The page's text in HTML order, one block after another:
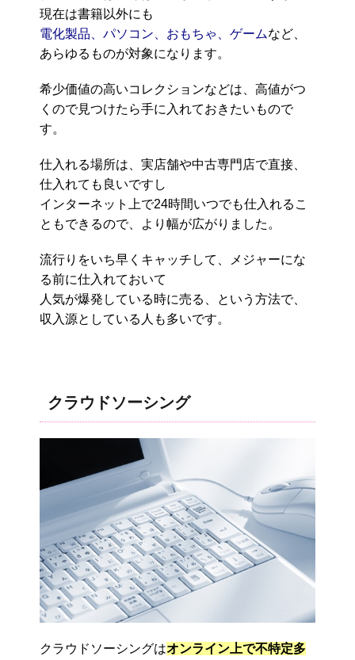
現在は書籍以外にも
電化製品、パソコン、おもちゃ、ゲームなど、
あらゆるものが対象になります。
希少価値の高いコレクションなどは、高値がつ
くので見つけたら手に入れておきたいもので
す。
仕入れる場所は、実店舗や中古専門店で直接、
仕入れても良いですし
インターネット上で24時間いつでも仕入れるこ
ともできるので、より幅が広がりました。
流行りをいち早くキャッチして、メジャーにな
る前に仕入れておいて
人気が爆発している時に売る、という方法で、
収入源としている人も多いです。
クラウドソーシング
クラウドソーシングはオンライン上で不特定多